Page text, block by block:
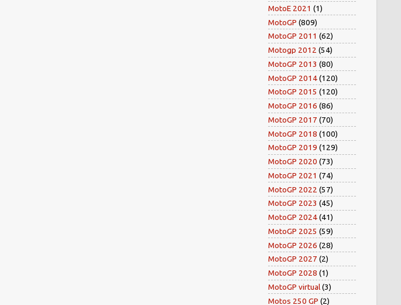
MotoE 2021 (1)
MotoGP (809)
MotoGP 2011 (62)
Motogp 2012 (54)
MotoGP 2013 (80)
MotoGP 2014(120)
MotoGP 2015 (120)
MotoGP 2016 (86)
MotoGP 2017 (70)
MotoGP 2018 (100)
MotoGP 2019 (129)
MotoGP 2020 (73)
MotoGP 2021 (74)
MotoGP 2022 (57)
MotoGP 2023 (45)
MotoGP 2024(41)
MotoGP 2025 (59)
MotoGP 2026 (28)
MotoGP 2027 (2)
MotoGP 2028 (1)
MotoGP virtual(3)
Motos 250 GP (2)